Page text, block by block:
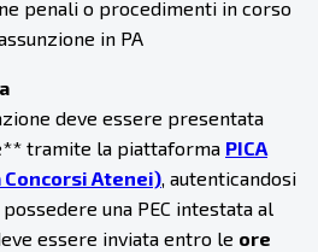
penali o procedimenti in corso
in PA
deve essere presentata
tramite la piattaforma PICA
Atenei), autenticandosi
una PEC intestata al
essere inviata entro le ore